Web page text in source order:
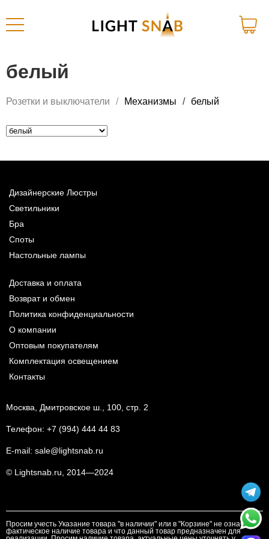
белый
Розетки и выключатели Механизмы белый
Дизайнерские Люстры
Светильники
Бра
Споты
Настольные лампы
Доставка и оплата
Возврат и обмен
Политика конфиденциальности
О компании
Оптовым покупателям
Комплектация освещением
Контакты
Москва, Дмитровское ш., 100, стр. 2
Телефон: +7 (994) 444 44 83
E-mail: sale@lightsnab.ru
© Lightsnab.ru, 2014—2024
Просим учесть Указание товара "в наличии" или в "Корзине" не означает
фактическое наличие товара и что данный товар предназначен для